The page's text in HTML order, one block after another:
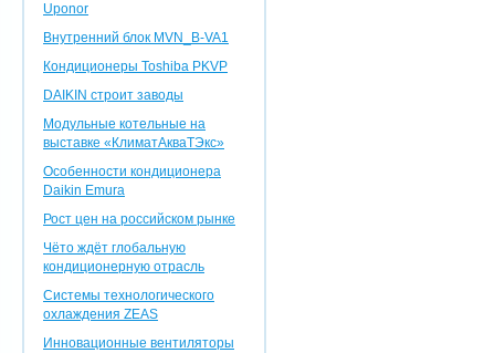
Uponor
Внутренний блок MVN_B-VA1
Кондиционеры Toshiba PKVP
DAIKIN строит заводы
Модульные котельные на
выставке «КлиматАкваТЭкс»
Особенности кондиционера
Daikin Emura
Рост цен на российском рынке
Чёто ждёт глобальную
кондиционерную отрасль
Системы технологического
охлаждения ZEAS
Инновационные вентиляторы